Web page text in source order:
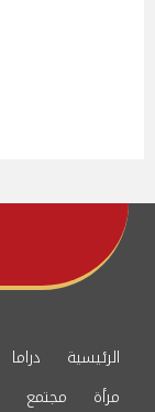
الرئيسية دراما
مرأة
مجتمع